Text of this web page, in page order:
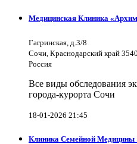
Медицинская Клиника
Гагринская, д.3/8
Сочи, Краснодарский край
Россия
Все виды обследования
города-курорта Сочи
18-01-2026 21:45
Клиника Семейной Медицины